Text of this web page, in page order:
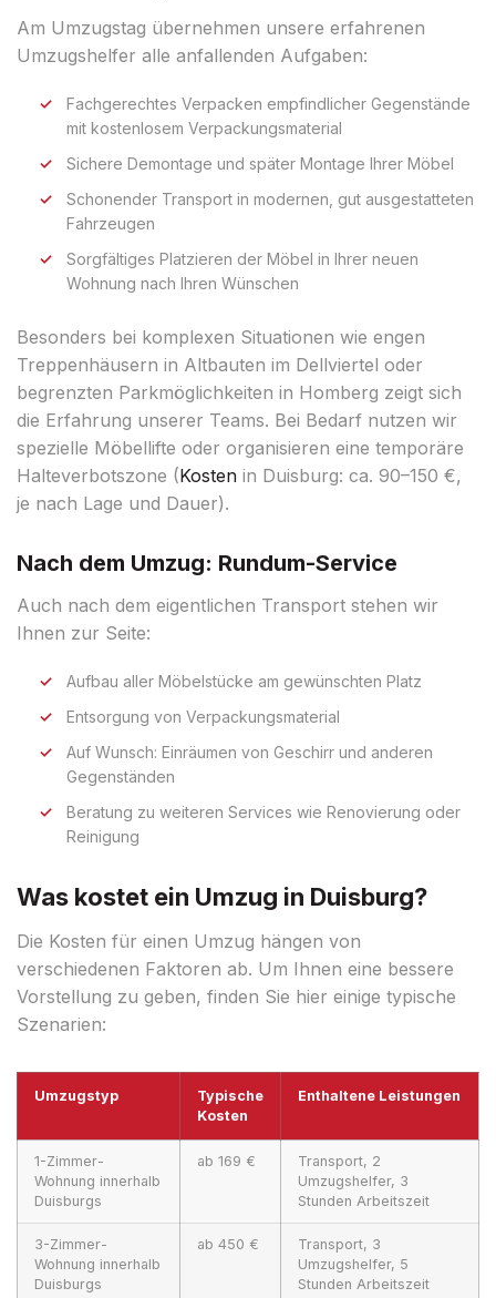
Am Umzugstag übernehmen unsere erfahrenen
Umzugshelfer alle anfallenden Aufgaben:
Fachgerechtes Verpacken empfindlicher Gegenstände
mit kostenlosem Verpackungsmaterial
Sichere Demontage und später Montage Ihrer Möbel
Schonender Transport in modernen, gut ausgestatteten
Fahrzeugen
Sorgfältiges Platzieren der Möbel in Ihrer neuen
Wohnung nach Ihren Wünschen
Besonders bei komplexen Situationen wie engen
Treppenhäusern in Altbauten im Dellviertel oder
begrenzten Parkmöglichkeiten in Homberg zeigt sich
die Erfahrung unserer Teams. Bei Bedarf nutzen wir
spezielle Möbellifte oder organisieren eine temporäre
Halteverbotszone (Kosten in Duisburg: ca. 90–150 €,
je nach Lage und Dauer).
Nach dem Umzug: Rundum-Service
Auch nach dem eigentlichen Transport stehen wir
Ihnen zur Seite:
Aufbau aller Möbelstücke am gewünschten Platz
Entsorgung von Verpackungsmaterial
Auf Wunsch: Einräumen von Geschirr und anderen
Gegenständen
Beratung zu weiteren Services wie Renovierung oder
Reinigung
Was kostet ein Umzug in Duisburg?
Die Kosten für einen Umzug hängen von
verschiedenen Faktoren ab. Um Ihnen eine bessere
Vorstellung zu geben, finden Sie hier einige typische
Szenarien:
Umzugstyp
Typische
Kosten
Enthaltene Leistungen
1-Zimmer-
Wohnung innerhalb
Duisburgs
ab 169 €
Transport, 2
Umzugshelfer, 3
Stunden Arbeitszeit
3-Zimmer-
Wohnung innerhalb
Duisburgs
ab 450 €
Transport, 3
Umzugshelfer, 5
Stunden Arbeitszeit